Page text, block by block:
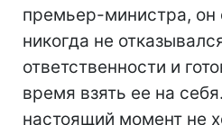
премьер-министра, он
никогда не
ответственности и
время взять ее на
настоящий момент не